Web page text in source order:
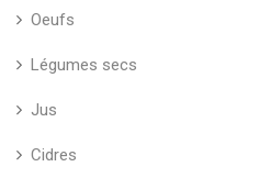
Oeufs
Légumes secs
Jus
Cidres